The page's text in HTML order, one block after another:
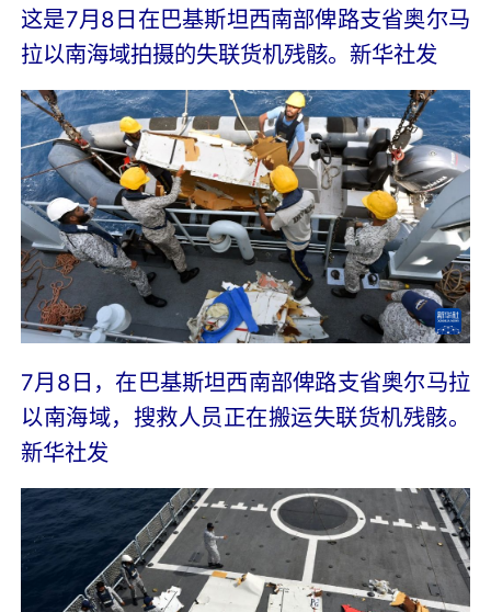
这是7月8日在巴基斯坦西南部俾路支省奥尔马
拉以南海域拍摄的失联货机残骸。新华社发
7月8日，在巴基斯坦西南部俾路支省奥尔马拉
以南海域，搜救人员正在搬运失联货机残骸。
新华社发